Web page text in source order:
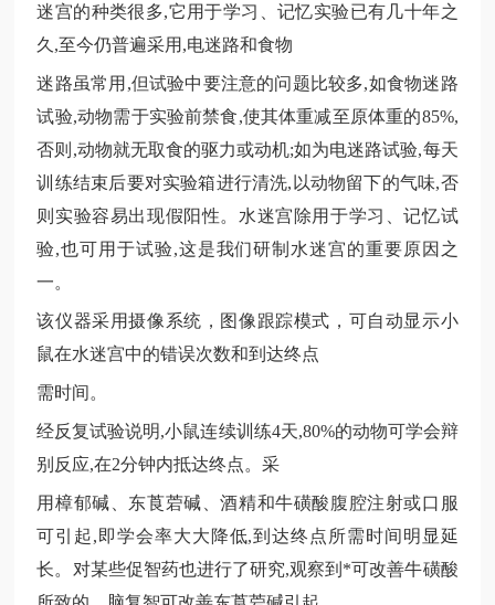
迷宫的种类很多,它用于学习、记忆实验已有几十年之
久,至今仍普遍采用,电迷路和食物
迷路虽常用 ,但试验中要注意的问题比较多,如食物迷路
试验,动物需于实验前禁食,使其体重减至原体重的85%,
否则,动物就无取食的驱力或动机;如为电迷路试验,每天
训练结束后要对实验箱进行清洗,以动物留下的气味,否
则实验容易出现假阳性。水迷宫除用于学习、记忆试
验,也可用于试验,这是我们研制水迷宫的重要原因之
一。
该仪器采用摄像系统，图像跟踪模式，可自动显示小
鼠在水迷宫中的错误次数和到达终点
需时间。
经反复试验说明,小鼠连续训练4天,80%的动物可学会辩
别反应,在2分钟内抵达终点。采
用樟郁碱、东莨菪碱、酒精和牛磺酸腹腔注射或口服
可引起,即学会率大大降低,到达终点所需时间明显延
长。对某些促智药也进行了研究,观察到*可改善牛磺酸